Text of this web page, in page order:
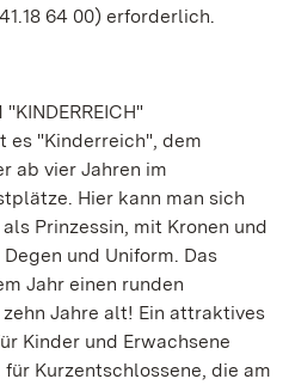
64 00) erforderlich.
"KINDERREICH"
es "Kinderreich", dem
ab vier Jahren im
Hier kann man sich
Prinzessin, mit Kronen und
und Uniform. Das
Jahr einen runden
Jahre alt! Ein attraktives
Kinder und Erwachsene
Kurzentschlossene, die am